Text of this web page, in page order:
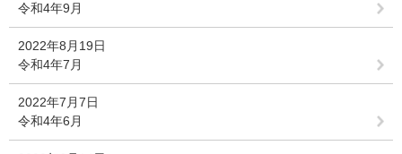
令和4年9月
2022年8月19日
令和4年7月
2022年7月7日
令和4年6月